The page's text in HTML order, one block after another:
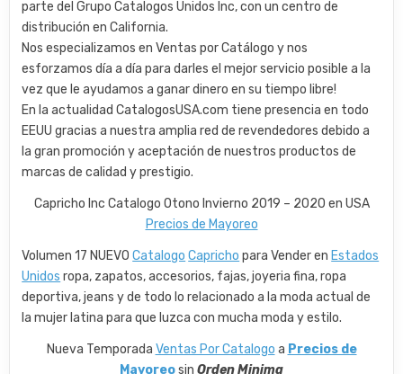
parte del Grupo Catalogos Unidos Inc, con un centro de
distribución en California.
Nos especializamos en Ventas por Catálogo y nos
esforzamos día a día para darles el mejor servicio posible a la
vez que le ayudamos a ganar dinero en su tiempo libre!
En la actualidad CatalogosUSA.com tiene presencia en todo
EEUU gracias a nuestra amplia red de revendedores debido a
la gran promoción y aceptación de nuestros productos de
marcas de calidad y prestigio.
Capricho Inc Catalogo Otono Invierno 2019 – 2020 en USA
Precios de Mayoreo
Volumen 17 NUEVOCatalogo Capricho para Vender enEstados
Unidos ropa, zapatos, accesorios, fajas, joyeria fina, ropa
deportiva, jeans y de todo lo relacionado a la moda actual de
la mujer latina para que luzca con mucha moda y estilo.
Nueva Temporada Ventas Por Catalogo a Precios de
Mayoreosin Orden Minima